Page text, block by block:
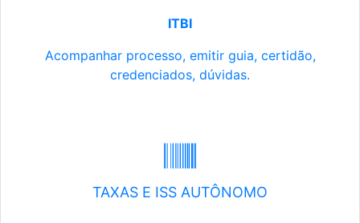
ITBI
Acompanhar processo, emitir guia, certidão,
credenciados, dúvidas.
TAXAS E ISS AUTÔNOMO